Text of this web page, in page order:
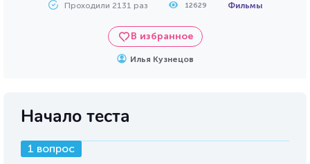
Проходили 2131 раз 12629 Фильмы
В избранное
Илья Кузнецов
Начало теста
1 вопрос